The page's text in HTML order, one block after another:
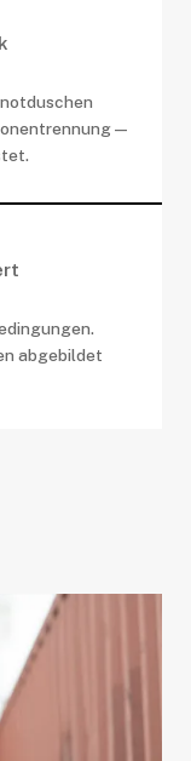
—
abgebildet